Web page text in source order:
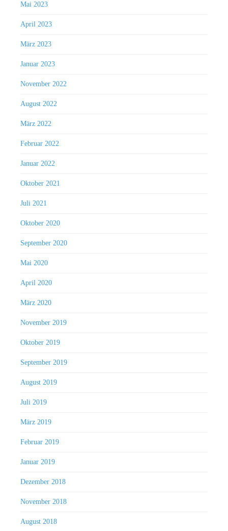
Mai 2023
April 2023
März 2023
Januar 2023
November 2022
August 2022
März 2022
Februar 2022
Januar 2022
Oktober 2021
Juli 2021
Oktober 2020
September 2020
Mai 2020
April 2020
März 2020
November 2019
Oktober 2019
September 2019
August 2019
Juli 2019
März 2019
Februar 2019
Januar 2019
Dezember 2018
November 2018
August 2018